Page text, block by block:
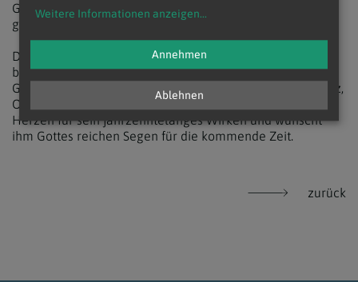
Gemeindemitglieder, die hoffen, ihn auch künftig
gelegentlich wieder willkommen heißen zu dürfen.
Der Pfarrverband „An der Brünnerstraße Mitte“ –
bestehend aus den Pfarren Bad Pirawarth, Gaweinstal,
Groß-Schweinbarth, Höbersbrunn, Kleinharras, Niedersulz,
Obersulz, Pellendorf und Schrick – dankt Pater Anton von
Herzen für sein jahrzehntelanges Wirken und wünscht
ihm Gottes reichen Segen für die kommende Zeit.
zurück
Weitere Informationen anzeigen...
Ablehnen
Annehmen